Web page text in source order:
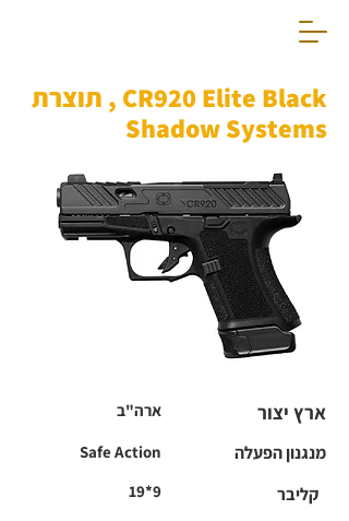
CR920 Elite Black , תוצרת
Shadow Systems
ארה"ב
Safe Action
19*9
ארץ יצור
מנגנון הפעלה
קליבר